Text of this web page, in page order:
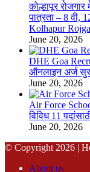
Baroda
Apprentice
2025
कोल्हापूर
पात्रता – 8 वी,
Kolhapur
June 20, 2026
DHE Goa
ऑनलाइन अर्ज
June 20, 2026
Air Force
विविध 11
June 20, 2026
© Copyright 2026 |
About us